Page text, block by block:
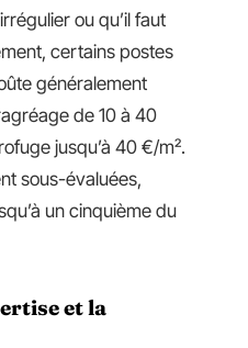
ou qu’il faut
certains postes
généralement
de 10 à 40
jusqu’à 40 €/m².
sous-évaluées,
un cinquième du
et la